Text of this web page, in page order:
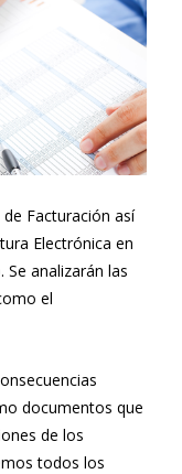
Facturación así
Electrónica en
analizarán las
el
documentos que
de los
todos los